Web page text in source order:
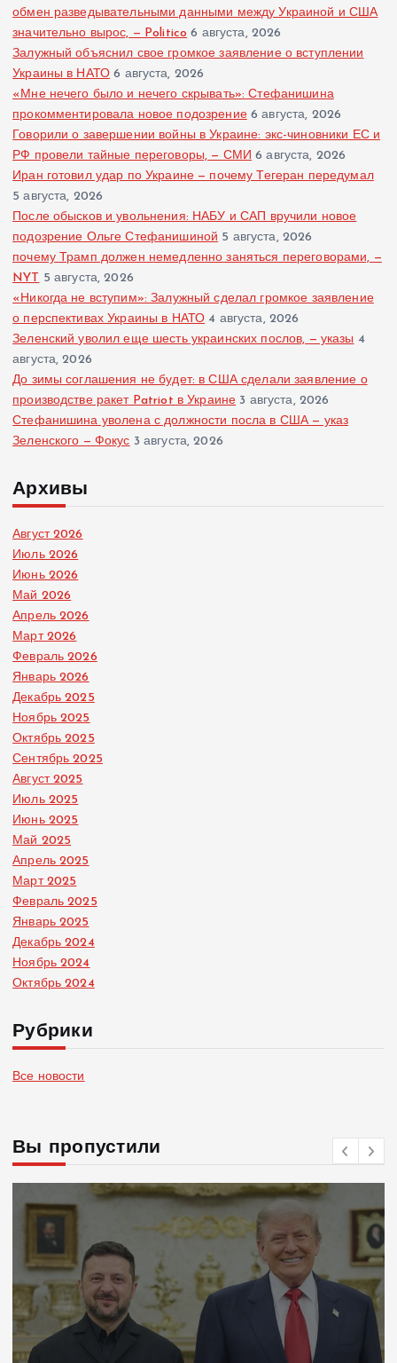
обмен разведывательными данными между Украиной и США
значительно вырос, — Politico 6 августа, 2026
Залужный объяснил свое громкое заявление о вступлении
Украины в НАТО 6 августа, 2026
«Мне нечего было и нечего скрывать»: Стефанишина
прокомментировала новое подозрение 6 августа, 2026
Говорили о завершении войны в Украине: экс-чиновники ЕС и
РФ провели тайные переговоры, — СМИ 6 августа, 2026
Иран готовил удар по Украине — почему Тегеран передумал
5 августа, 2026
После обысков и увольнения: НАБУ и САП вручили новое
подозрение Ольге Стефанишиной 5 августа, 2026
почему Трамп должен немедленно заняться переговорами, —
NYT 5 августа, 2026
«Никогда не вступим»: Залужный сделал громкое заявление
о перспективах Украины в НАТО 4 августа, 2026
Зеленский уволил еще шесть украинских послов, — указы 4
августа, 2026
До зимы соглашения не будет: в США сделали заявление о
производстве ракет Patriot в Украине 3 августа, 2026
Стефанишина уволена с должности посла в США — указ
Зеленского — Фокус 3 августа, 2026
Архивы
Август 2026
Июль 2026
Июнь 2026
Май 2026
Апрель 2026
Март 2026
Февраль 2026
Январь 2026
Декабрь 2025
Ноябрь 2025
Октябрь 2025
Сентябрь 2025
Август 2025
Июль 2025
Июнь 2025
Май 2025
Апрель 2025
Март 2025
Февраль 2025
Январь 2025
Декабрь 2024
Ноябрь 2024
Октябрь 2024
Рубрики
Все новости
Вы пропустили